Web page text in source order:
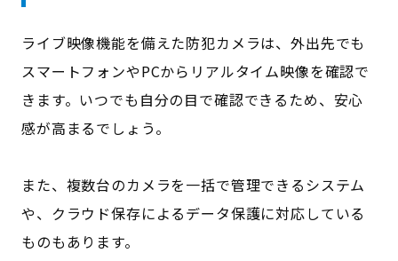
ライブ映像機能を備えた防犯カメラは、外出先でも
スマートフォンやPCからリアルタイム映像を確認で
きます。いつでも自分の目で確認できるため、安心
感が高まるでしょう。
また、複数台のカメラを一括で管理できるシステム
や、クラウド保存によるデータ保護に対応している
ものもあります。